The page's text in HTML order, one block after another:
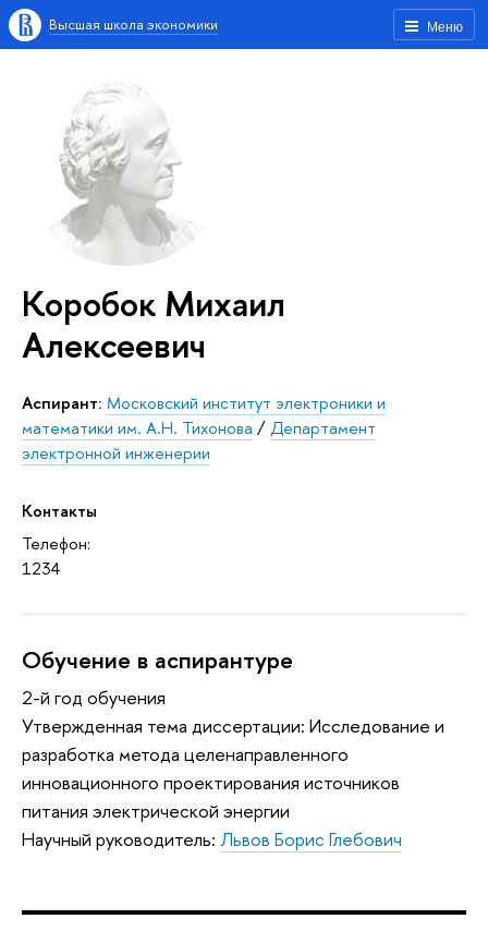
Меню
Высшая школа экономики
Коробок Михаил
Алексеевич
аспирант: Московский институт электроники и
математики им. А.Н. Тихонова /Департамент
электронной инженерии
Контакты
Телефон:
1234
Обучение в аспирантуре
2-й год обучения
Утвержденная тема диссертации: Исследование и
разработка метода целенаправленного
инновационного проектирования источников
питания электрической энергии
Научный руководитель: Львов Борис Глебович